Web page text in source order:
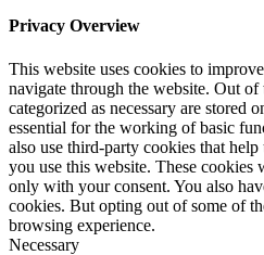
Privacy Overview
This website uses cookies to
navigate through the website. Out of
categorized as necessary are stored
essential for the working of basic
also use third-party cookies that
you use this website. These
only with your consent. You also
cookies. But opting out of some of
browsing experience.
Necessary